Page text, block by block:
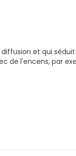
et qui
de l'encens, par